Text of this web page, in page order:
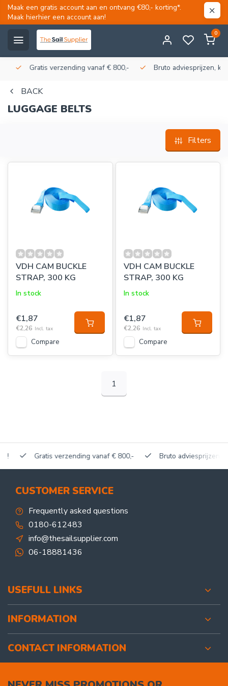
Maak een gratis account aan en ontvang €80,- korting*.
Maak hierhier een account aan!
0
Gratis verzending vanaf € 800,- Bruto adviesprijzen,
BACK
LUGGAGE BELTS
Filters
VDH CAM BUCKLE
STRAP, 300 KG
In stock
€1,87
€2,26 Incl. tax
Compare
VDH CAM BUCKLE
STRAP, 300 KG
In stock
€1,87
€2,26 Incl. tax
Compare
1
Gratis verzending vanaf € 800,- Bruto adviesprijzen,
CUSTOMER SERVICE
Frequently asked questions
0180-612483
info@thesailsupplier.com
06-18881436
USEFULL LINKS
INFORMATION
CONTACT INFORMATION